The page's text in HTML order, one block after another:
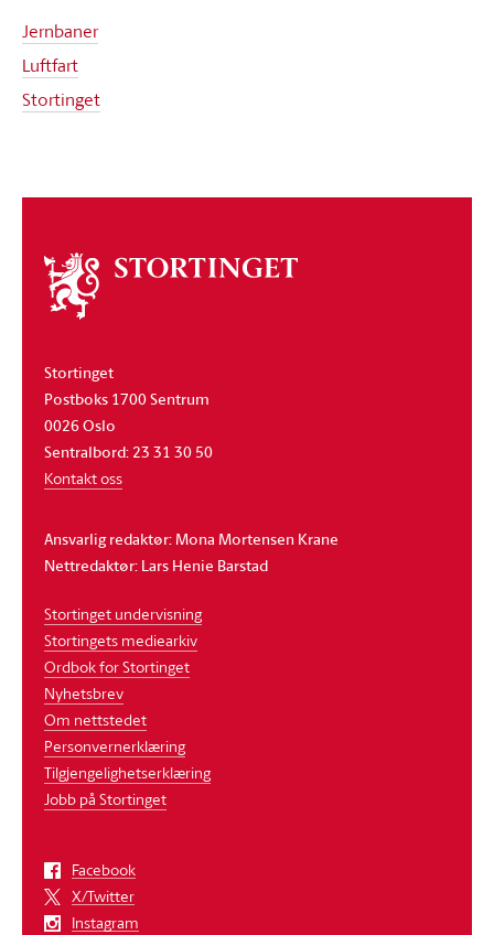
Jernbaner
Luftfart
Stortinget
Om
stortinget
Stortinget
Postboks 1700 Sentrum
0026 Oslo
Sentralbord: 23 31 30 50
Kontakt oss
Ansvarlig redaktør: Mona Mortensen Krane
Nettredaktør: Lars Henie Barstad
Stortinget undervisning
Stortingets mediearkiv
Ordbok for Stortinget
Nyhetsbrev
Om nettstedet
Personvernerklæring
Tilgjengelighetserklæring
Jobb på Stortinget
Facebook
X/Twitter
Instagram